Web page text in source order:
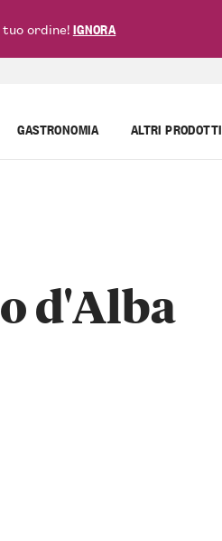
GASTRONOMIA ALTRI PRODOTTI
d'Alba
ordine!IGNORA